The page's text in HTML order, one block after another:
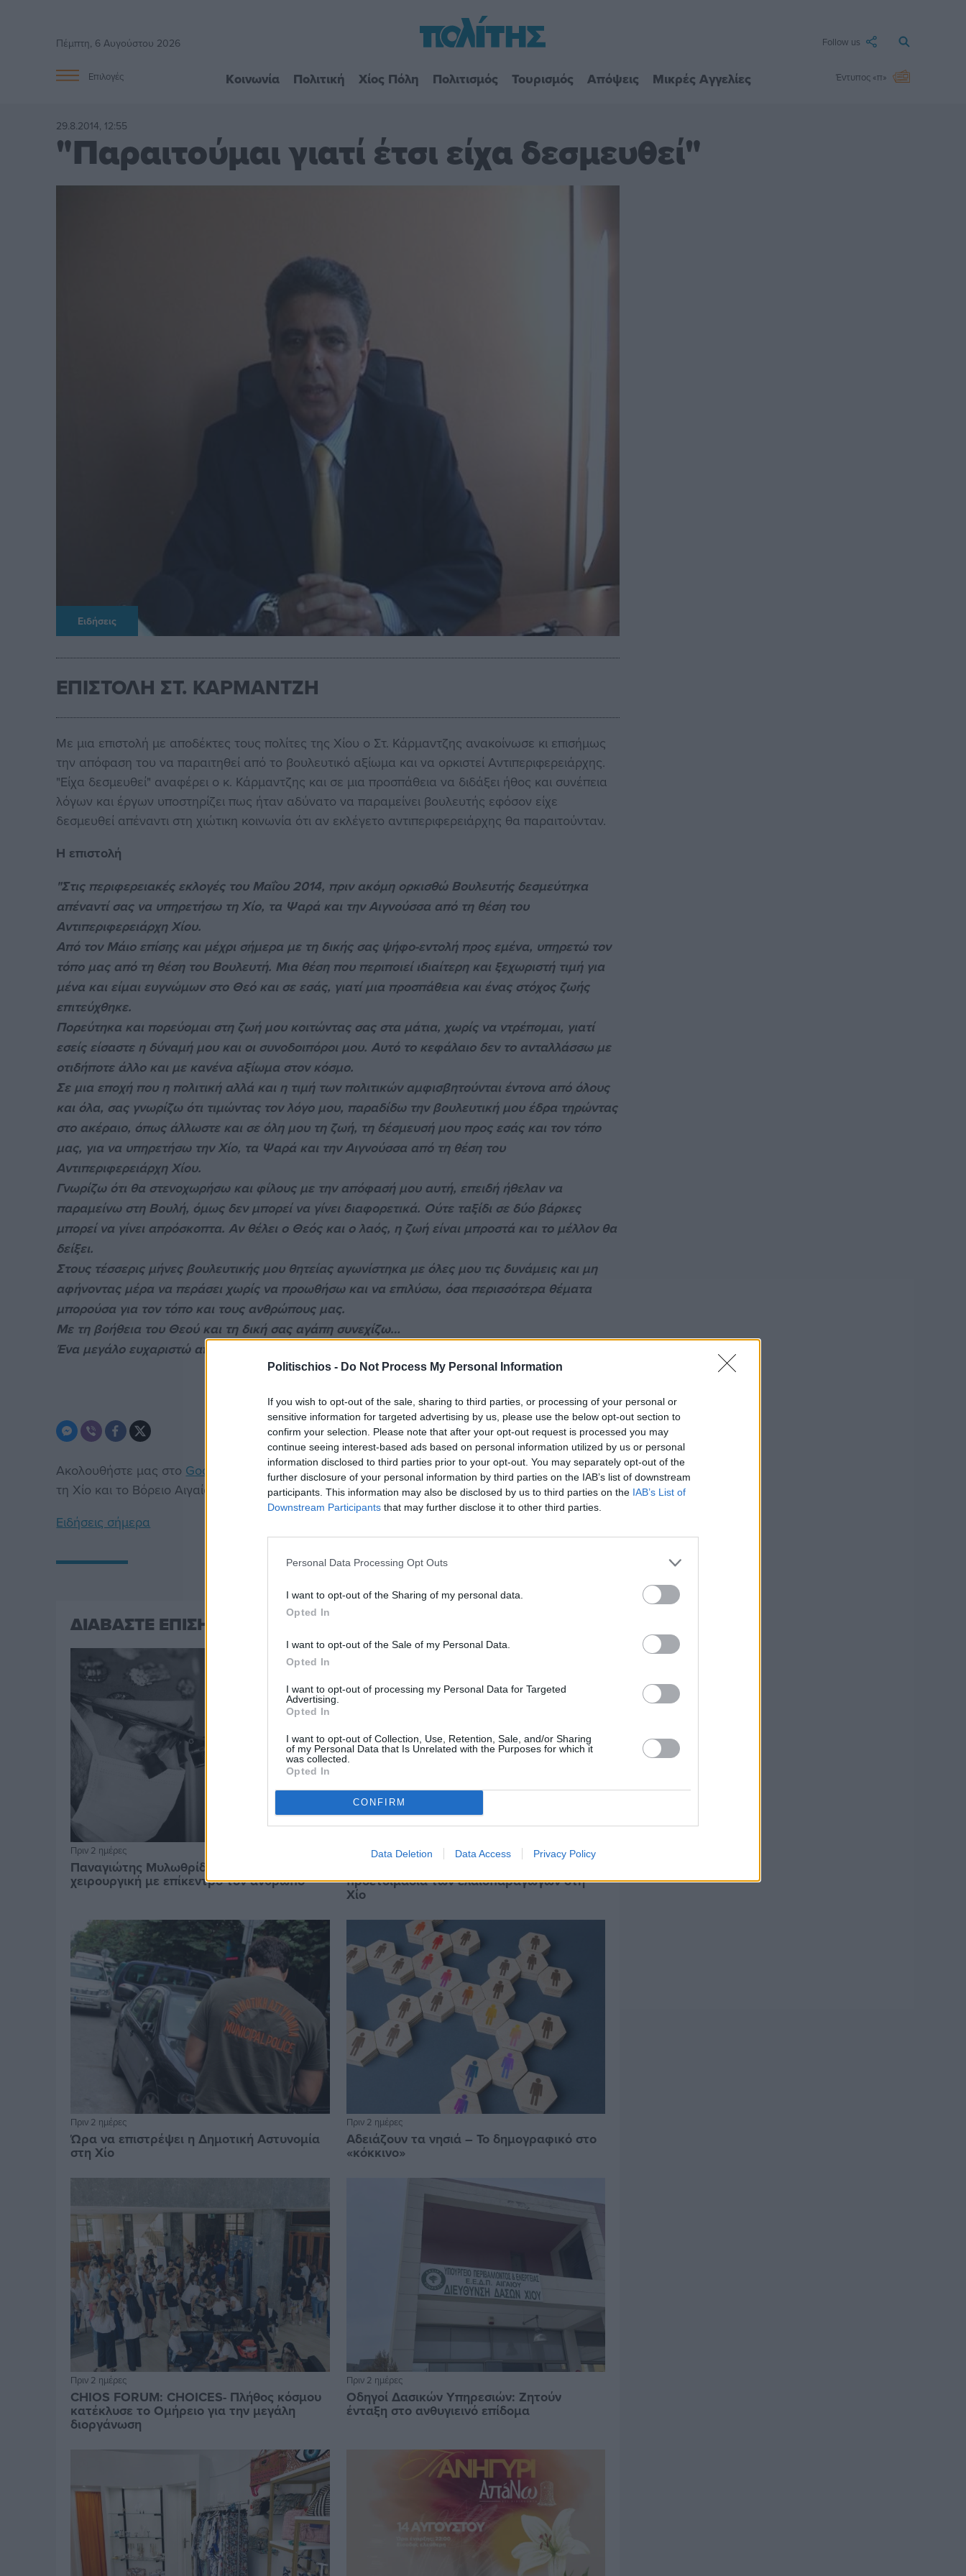
Politischios - Do Not Process My Personal Information
If you wish to opt-out of the sale, sharing to third parties, or processing of your personal or
sensitive information for targeted advertising by us, please use the below opt-out section to
confirm your selection. Please note that after your opt-out request is processed you may
continue seeing interest-based ads based on personal information utilized by us or personal
information disclosed to third parties prior to your opt-out. You may separately opt-out of the
further disclosure of your personal information by third parties on the IAB’s list of downstream
participants. This information may also be disclosed by us to third parties on the IAB’s List of
Downstream Participants that may further disclose it to other third parties.
Personal Data Processing Opt Outs
I want to opt-out of the Sharing of my personal data.
Opted In
I want to opt-out of the Sale of my Personal Data.
Opted In
I want to opt-out of processing my Personal Data for Targeted
Advertising.
Opted In
I want to opt-out of Collection, Use, Retention, Sale, and/or Sharing
of my Personal Data that Is Unrelated with the Purposes for which it
was collected.
Opted In
CONFIRM
Data Deletion Data Access Privacy Policy
Πέμπτη, 6 Αυγούστου 2026 Follow us
Επιλογές Κοινωνία Πολιτική Χίος Πόλη Πολιτισμός Τουρισμός Απόψεις Μικρές Αγγελίες Έντυπος «π»
29.8.2014, 12:55
"Παραιτούμαι γιατί έτσι είχα δεσμευθεί"
Ειδήσεις
ΕΠΙΣΤΟΛΗ ΣΤ. ΚΑΡΜΑΝΤΖΗ
Με μια επιστολή με αποδέκτες τους πολίτες της Χίου ο Στ. Κάρμαντζης ανακοίνωσε κι επισήμως
την απόφαση του να παραιτηθεί από το βουλευτικό αξίωμα και να ορκιστεί Αντιπεριφερειάρχης.
"Είχα δεσμευθεί" αναφέρει ο κ. Κάρμαντζης και σε μια προσπάθεια να διδάξει ήθος και συνέπεια
λόγων και έργων υποστηρίζει πως ήταν αδύνατο να παραμείνει βουλευτής εφόσον είχε
δεσμευθεί απέναντι στη χιώτικη κοινωνία ότι αν εκλέγετο αντιπεριφερειάρχης θα παραιτούνταν.
Η επιστολή
"Στις περιφερειακές εκλογές του Μαΐου 2014, πριν ακόμη ορκισθώ Βουλευτής δεσμεύτηκα
απέναντί σας να υπηρετήσω τη Χίο, τα Ψαρά και την Αιγνούσσα από τη θέση του
Αντιπεριφερειάρχη Χίου.
Από τον Μάιο επίσης και μέχρι σήμερα με τη δικής σας ψήφο-εντολή προς εμένα, υπηρετώ τον
τόπο μας από τη θέση του Βουλευτή. Μια θέση που περιποιεί ιδιαίτερη και ξεχωριστή τιμή για
μένα και είμαι ευγνώμων στο Θεό και σε εσάς, γιατί μια προσπάθεια και ένας στόχος ζωής
επιτεύχθηκε.
Πορεύτηκα και πορεύομαι στη ζωή μου κοιτώντας σας στα μάτια, χωρίς να ντρέπομαι, γιατί
εσείς είσαστε η δύναμή μου και οι συνοδοιπόροι μου. Αυτό το κεφάλαιο δεν το ανταλλάσσω με
οτιδήποτε άλλο και με κανένα αξίωμα στον κόσμο.
Σε μια εποχή που η πολιτική αλλά και η τιμή των πολιτικών αμφισβητούνται έντονα από όλους
και όλα, σας γνωρίζω ότι τιμώντας τον λόγο μου, παραδίδω την βουλευτική μου έδρα τηρώντας
στο ακέραιο, όπως άλλωστε και σε όλη μου τη ζωή, τη δέσμευσή μου προς εσάς και τον τόπο
μας, για να υπηρετήσω την Χίο, τα Ψαρά και την Αιγνούσσα από τη θέση του
Αντιπεριφερειάρχη Χίου.
Γνωρίζω ότι θα στενοχωρήσω και φίλους με την απόφασή μου αυτή, επειδή ήθελαν να
παραμείνω στη Βουλή, όμως δεν μπορεί να γίνει διαφορετικά. Ούτε ταξίδι σε δύο βάρκες
μπορεί να γίνει απρόσκοπτα. Αν θέλει ο Θεός και ο λαός, η ζωή είναι μπροστά και το μέλλον θα
δείξει.
Στους τέσσερις μήνες βουλευτικής μου θητείας αγωνίστηκα με όλες μου τις δυνάμεις και μη
αφήνοντας μέρα να περάσει χωρίς να προωθήσω και να επιλύσω, όσα περισσότερα θέματα
μπορούσα για τον τόπο και τους ανθρώπους μας.
Με τη βοήθεια του Θεού και τη δική σας αγάπη συνεχίζω…
Ένα μεγάλο ευχαριστώ από τα βάθη της ψυχής μου προς όλους".
Ακολουθήστε μας στο Google News . Μπείτε στηνViber ομάδαμας και δείτε όλες τις ειδήσεις από
τη Χίο και το Βόρειο Αιγαίο.
Ειδήσεις σήμερα
ΔΙΑΒΑΣΤΕ ΕΠΙΣΗΣ
Πριν 2 ημέρες
Παναγιώτης Μυλωθρίδης: Η πλαστική
χειρουργική με επίκεντρο τον άνθρωπο
Πριν 2 ημέρες
προετοιμασία των ελαιοπαραγωγών στη
Χίο
Πριν 2 ημέρες
Ώρα να επιστρέψει η Δημοτική Αστυνομία
στη Χίο
Πριν 2 ημέρες
Αδειάζουν τα νησιά – Το δημογραφικό στο
«κόκκινο»
Πριν 2 ημέρες
CHIOS FORUM: CHOICES- Πλήθος κόσμου
κατέκλυσε το Ομήρειο για την μεγάλη
διοργάνωση
Πριν 2 ημέρες
Οδηγοί Δασικών Υπηρεσιών: Ζητούν
ένταξη στο ανθυγιεινό επίδομα